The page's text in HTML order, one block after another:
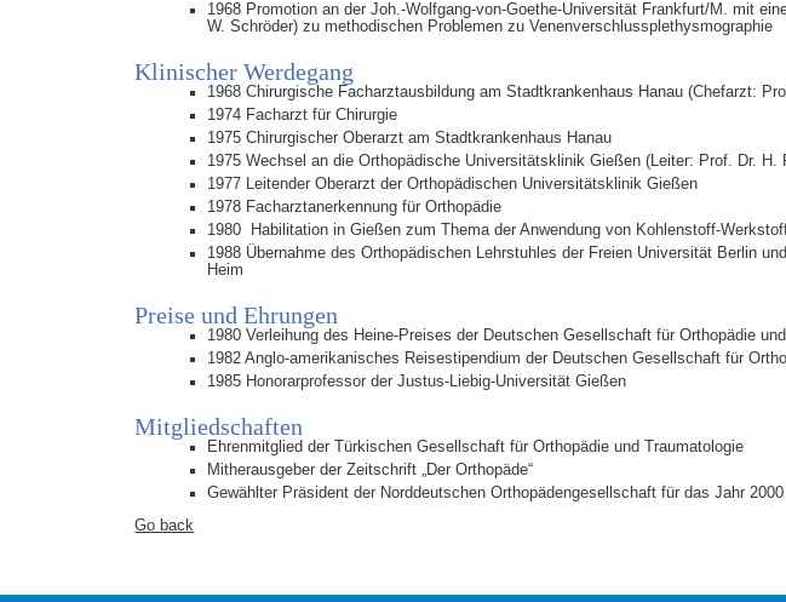
1968 Promotion an der Joh.-Wolfgang-von-Goethe-Universität Frankfurt/M. mit
W. Schröder) zu methodischen Problemen zu Venenverschlussplethysmographie
Klinischer Werdegang
1968 Chirurgische Facharztausbildung am Stadtkrankenhaus Hanau (Chefarzt:
1974 Facharzt für Chirurgie
1975 Chirurgischer Oberarzt am Stadtkrankenhaus Hanau
1975 Wechsel an die Orthopädische Universitätsklinik Gießen (Leiter: Prof. Dr. H.
1977 Leitender Oberarzt der Orthopädischen Universitätsklinik Gießen
1978 Facharztanerkennung für Orthopädie
1980 Habilitation in Gießen zum Thema der Anwendung von Kohlenstoff-
1988 Übernahme des Orthopädischen Lehrstuhles der Freien Universität Berlin
Heim
Preise und Ehrungen
1980 Verleihung des Heine-Preises der Deutschen Gesellschaft für Orthopädie
1982 Anglo-amerikanisches Reisestipendium der Deutschen Gesellschaft für
1985 Honorarprofessor der Justus-Liebig-Universität Gießen
Mitgliedschaften
Ehrenmitglied der Türkischen Gesellschaft für Orthopädie und Traumatologie
Mitherausgeber der Zeitschrift „Der Orthopäde“
Gewählter Präsident der Norddeutschen Orthopädengesellschaft für das Jahr 2000
Go back